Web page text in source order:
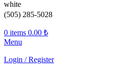
(505) 285-5028
0 items 0.00 ₺
Menu
Login / Register